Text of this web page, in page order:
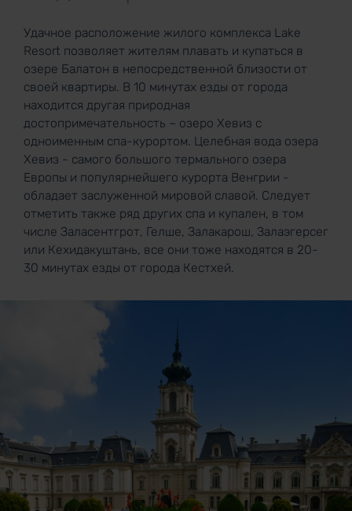
Удачное расположение жилого комплекса Lake
Resort позволяет жителям плавать и купаться в
озере Балатон в непосредственной близости от
своей квартиры. В 10 минутах езды от города
находится другая природная
достопримечательность – озеро Хевиз с
одноименным спа-курортом. Целебная вода озера
Хевиз - самого большого термального озера
Европы и популярнейшего курорта Венгрии -
обладает заслуженной мировой славой. Следует
отметить также ряд других спа и купален, в том
числе Заласентгрот, Гелше, Залакарош, Залаэгерсег
или Кехидакуштань, все они тоже находятся в 20-
30 минутах езды от города Кестхей.